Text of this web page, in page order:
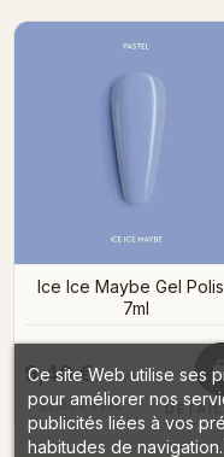
Ice Ice Maybe Gel
7ml
9,40 € HTVA
11,37 € TVAC
Ce site Web utilise ses
pour améliorer nos
publicités liées à vos
habitudes de